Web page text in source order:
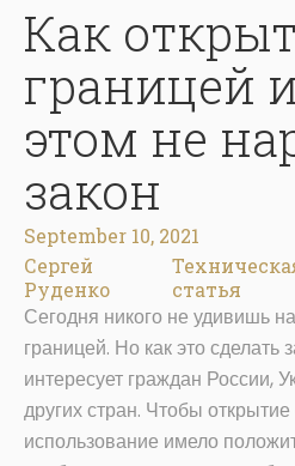
Как
границей
этом не
закон
September 10, 2021
Сергей
Руденко
статья
Сегодня никого не удивишь
границей. Но как это сделать
интересует граждан России,
других стран. Чтобы открытие
использование имело